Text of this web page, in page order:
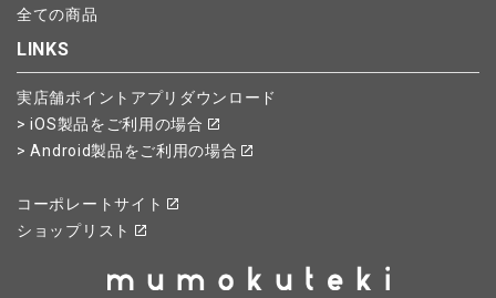
全ての商品
LINKS
実店舗ポイントアプリダウンロード
> iOS製品をご利用の場合
> Android製品をご利用の場合
コーポレートサイト
ショップリスト